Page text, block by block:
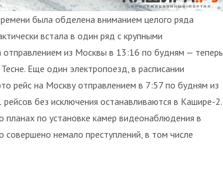
была обделена вниманием целого ряда
встала в один ряд с крупными
из Москвы в 13:16 по будням — теперь
Еще один электропоезд, в расписании
рейс на Москву отправлением в 7:57 по будням из
без исключения останавливаются в Кашире-2.
по установке камер видеонаблюдения в
немало преступлений, в том числе